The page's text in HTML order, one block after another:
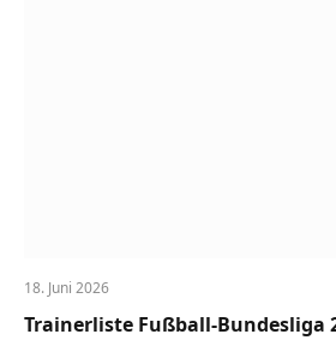
18. Juni 2026
Trainerliste Fußball-Bundesliga